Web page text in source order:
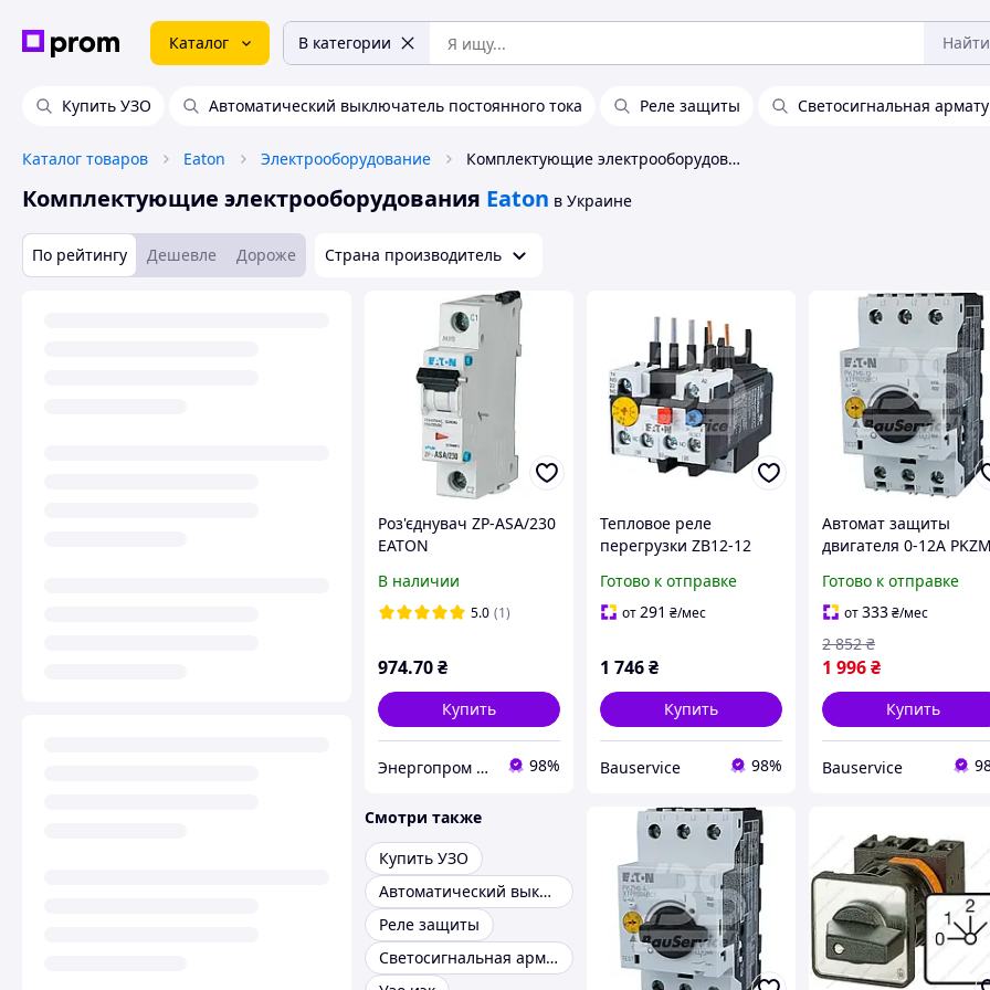
Каталог В категории Найти
Купить УЗО Автоматический выключатель постоянного тока Реле защиты Светосигнальная
Каталог товаров Eaton Электрооборудование Комплектующие электрооборудования Eaton
Комплектующие электрооборудования Eaton в Украине
По рейтингу Дешевле Дороже Страна производитель
Роз'єднувач ZP-ASA/230
EATON
В наличии
5.0 (1)
974.70₴
Купить
Энергопром АО 98%
Тепловое реле
перегрузки ZB12-12
Готово к отправке
от291 ₴/мес
1 746₴
Купить
Bauservice 98%
Автомат защиты
двигателя 0-12A
Готово к отправке
от333₴/мес
1 996₴
2 852 ₴
Купить
Bauservice
Смотри также
Купить УЗО
Автоматический выключатель постоянного тока
Реле защиты
Светосигнальная арматура